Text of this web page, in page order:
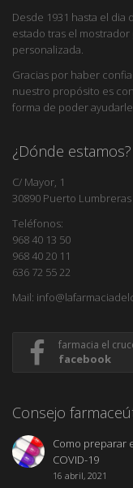
Desde 1931 hasta el dia
estado tras el
personalizada.
Gracias por haber
nuestro propósito es
forma de poder
¿Dónde estamos?
C/ Mayor, 1
30890 Puerto
Teléfonos:
968 40 13 50
968 40 20 11
636 72 55 22
Mail:
farmacia el
facebook
Consejo
Como preparar
COVID-19
16 abril, 2021